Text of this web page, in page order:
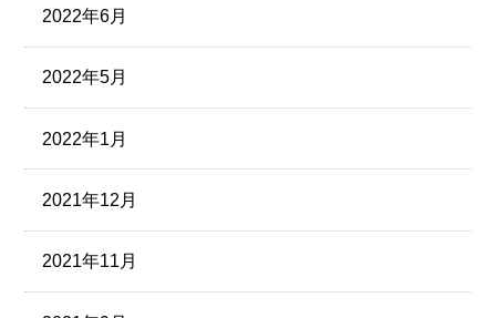
2022年6月
2022年5月
2022年1月
2021年12月
2021年11月